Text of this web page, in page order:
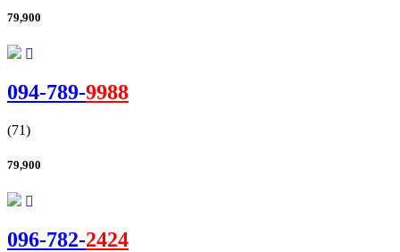
79,900
094-789-9988
(71)
79,900
096-782-2424